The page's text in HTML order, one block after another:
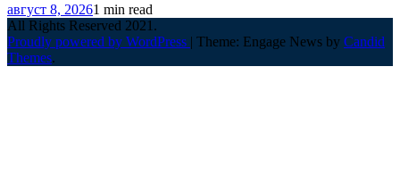
август 8, 20261 min read
All Rights Reserved 2021.
Proudly powered by WordPress | Theme: Engage News by Candid
Themes.